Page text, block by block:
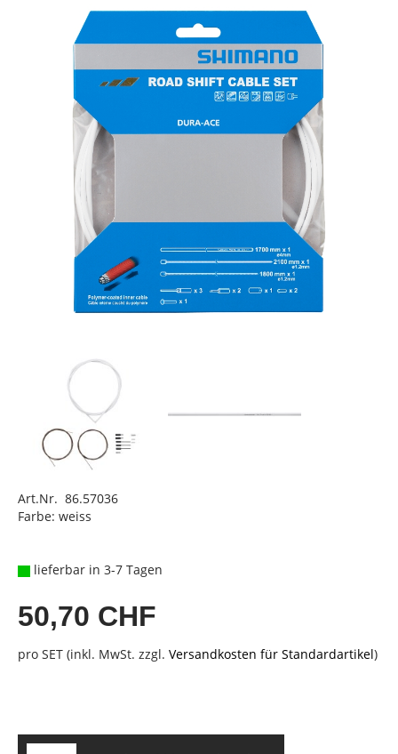
Art.Nr. 86.57036
Farbe: weiss
lieferbar in 3-7 Tagen
50,70 CHF
pro SET (inkl. MwSt. zzgl. Versandkosten für Standardartikel)